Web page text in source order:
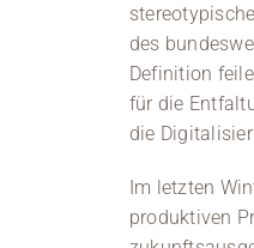
des
Definition
für die
die
Im letzten
produktiven